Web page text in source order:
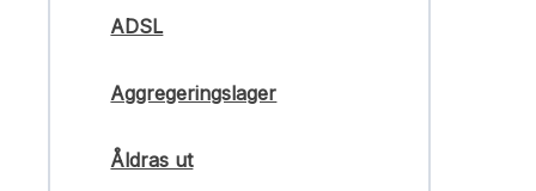
ADSL
Aggregeringslager
Åldras ut